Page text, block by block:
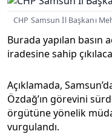
CHP Samsun İl Başkanı
Burada yapılan basın
iradesine sahip
Açıklamada,
Özdağ’ın görevini
örgütüne yönelik
vurgulandı.